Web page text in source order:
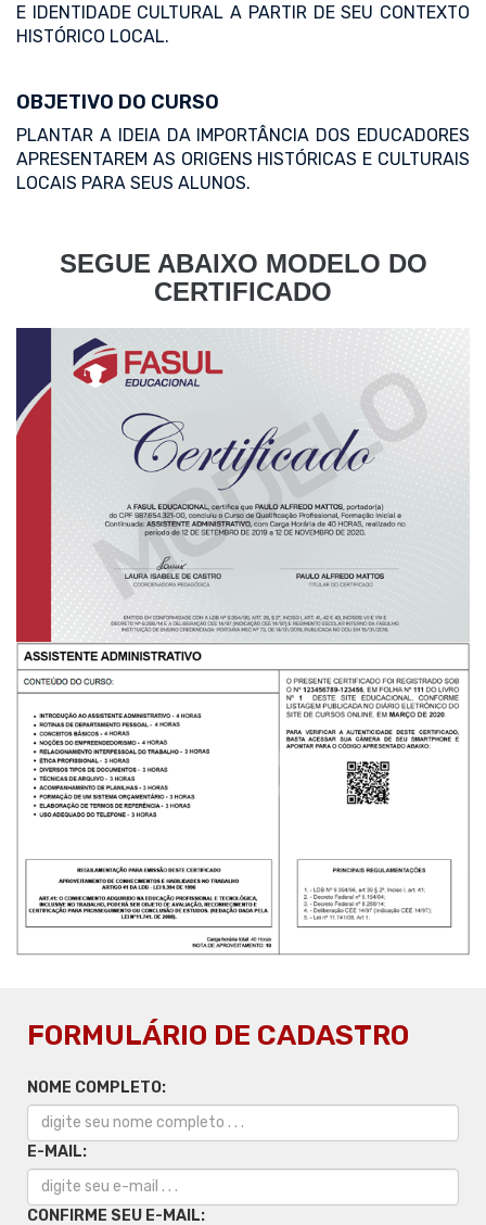
E IDENTIDADE CULTURAL A PARTIR DE SEU CONTEXTO
HISTÓRICO LOCAL.
OBJETIVO DO CURSO
PLANTAR A IDEIA DA IMPORTÂNCIA DOS EDUCADORES
APRESENTAREM AS ORIGENS HISTÓRICAS E CULTURAIS
LOCAIS PARA SEUS ALUNOS.
SEGUE ABAIXO MODELO DO
CERTIFICADO
FORMULÁRIO DE CADASTRO
NOME COMPLETO:
E-MAIL:
CONFIRME SEU E-MAIL: